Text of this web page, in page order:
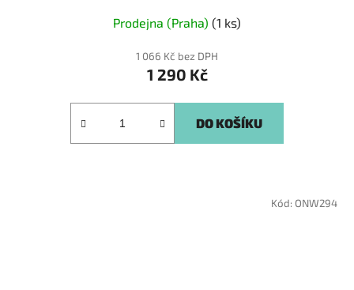
Prodejna (Praha) (1 ks)
1 066 Kč bez DPH
1 290 Kč
DO KOŠÍKU
Kód: ONW294